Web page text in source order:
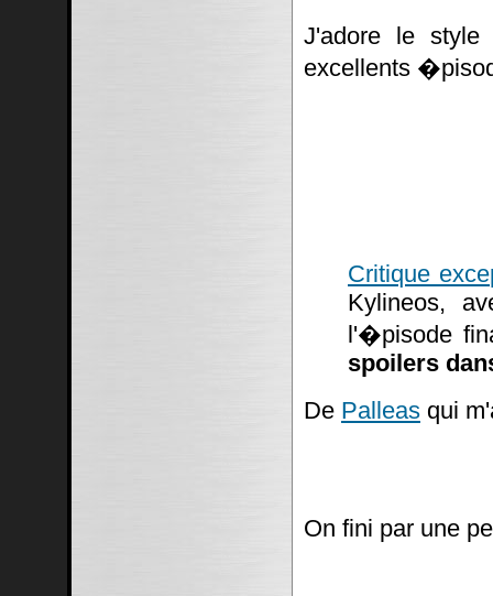
J'adore le
excellents
Critique
Kylineos,
l'�pisode
spoilers
De Palleas qui
On fini par une